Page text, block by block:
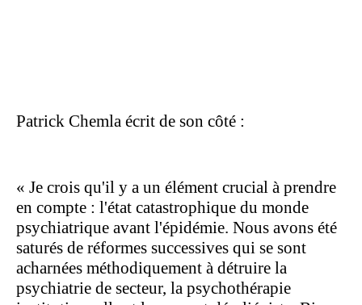
Patrick Chemla écrit de son côté :
« Je crois qu'il y a un élément crucial à prendre
en compte : l'état catastrophique du monde
psychiatrique avant l'épidémie. Nous avons été
saturés de réformes successives qui se sont
acharnées méthodiquement à détruire la
psychiatrie de secteur, la psychothérapie